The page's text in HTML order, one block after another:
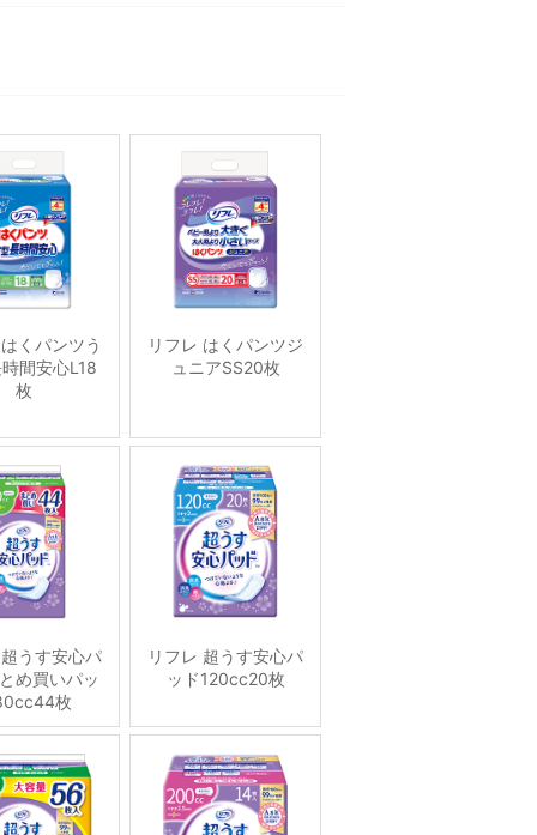
くパンツう
間安心L18
枚
リフレ はくパンツジ
ュニアSS20枚
うす安心パ
め買いパッ
枚
リフレ 超うす安心パ
ッド120cc20枚